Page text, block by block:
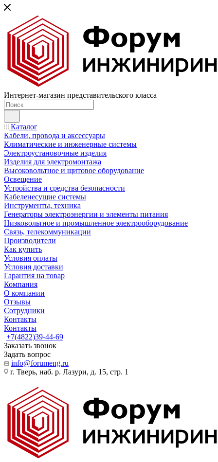
Интернет-магазин представительского класса
Каталог
Кабели, провода и аксессуары
Климатические и инженерные системы
Электроустановочные изделия
Изделия для электромонтажа
Высоковольтное и щитовое оборудование
Освещение
Устройства и средства безопасности
Кабеленесущие системы
Инструменты, техника
Генераторы электроэнергии и элементы питания
Низковольтное и промышленное электрооборудование
Связь, телекоммуникации
Производители
Как купить
Условия оплаты
Условия доставки
Гарантия на товар
Компания
О компании
Отзывы
Сотрудники
Контакты
Контакты
+7(4822)39-44-69
Заказать звонок
Задать вопрос
info@forumeng.ru
г. Тверь, наб. р. Лазури, д. 15, стр. 1